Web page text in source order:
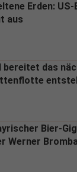
Erden:
aus
bereitet das
Bier-
Werner